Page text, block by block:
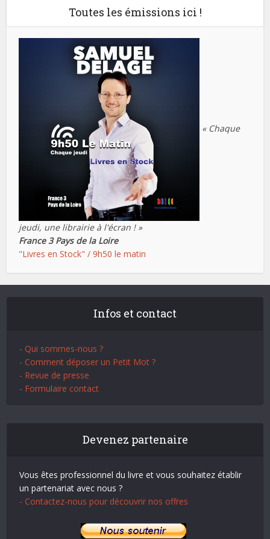
Toutes les émissions ici !
« Chaque
jeudi, une librairie à l'écran ! »
France 3 Pays de la Loire
"Livres en Stock" / 9h50 le matin
Infos et contact
- Qui sommes-nous ?
- Comment déposer un Petit Mot ?
- Revue de presse
- Formulaire contact
Devenez partenaire
Vous êtes professionnel du livre et vous souhaitez établir
un partenariat avec nous ?
- Contactez-nous pour découvrir nos offres